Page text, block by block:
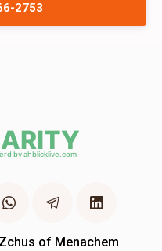
2753
of Menachem